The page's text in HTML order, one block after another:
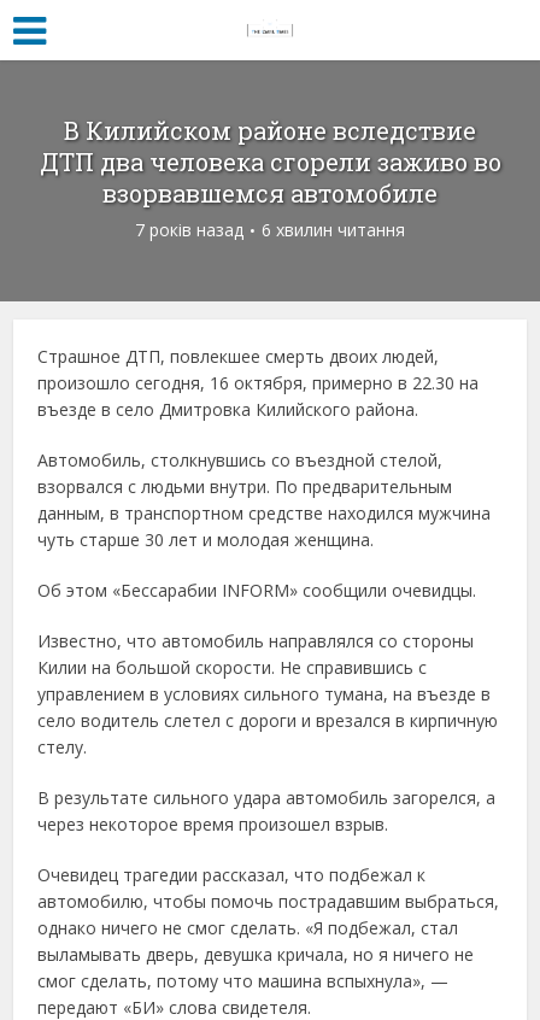
В Килийском районе вследствие
ДТП два человека сгорели заживо во
взорвавшемся автомобиле
7 років назад 6 хвилин читання
Страшное ДТП, повлекшее смерть двоих людей,
произошло сегодня, 16 октября, примерно в 22.30 на
въезде в село Дмитровка Килийского района.
Автомобиль, столкнувшись со въездной стелой,
взорвался с людьми внутри. По предварительным
данным, в транспортном средстве находился мужчина
чуть старше 30 лет и молодая женщина.
Об этом «Бессарабии INFORM» сообщили очевидцы.
Известно, что автомобиль направлялся со стороны
Килии на большой скорости. Не справившись с
управлением в условиях сильного тумана, на въезде в
село водитель слетел с дороги и врезался в кирпичную
стелу.
В результате сильного удара автомобиль загорелся, а
через некоторое время произошел взрыв.
Очевидец трагедии рассказал, что подбежал к
автомобилю, чтобы помочь пострадавшим выбраться,
однако ничего не смог сделать. «Я подбежал, стал
выламывать дверь, девушка кричала, но я ничего не
смог сделать, потому что машина вспыхнула», —
передают «БИ» слова свидетеля.